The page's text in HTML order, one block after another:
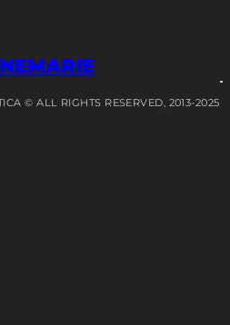
© ALL RIGHTS RESERVED, 2013-2025